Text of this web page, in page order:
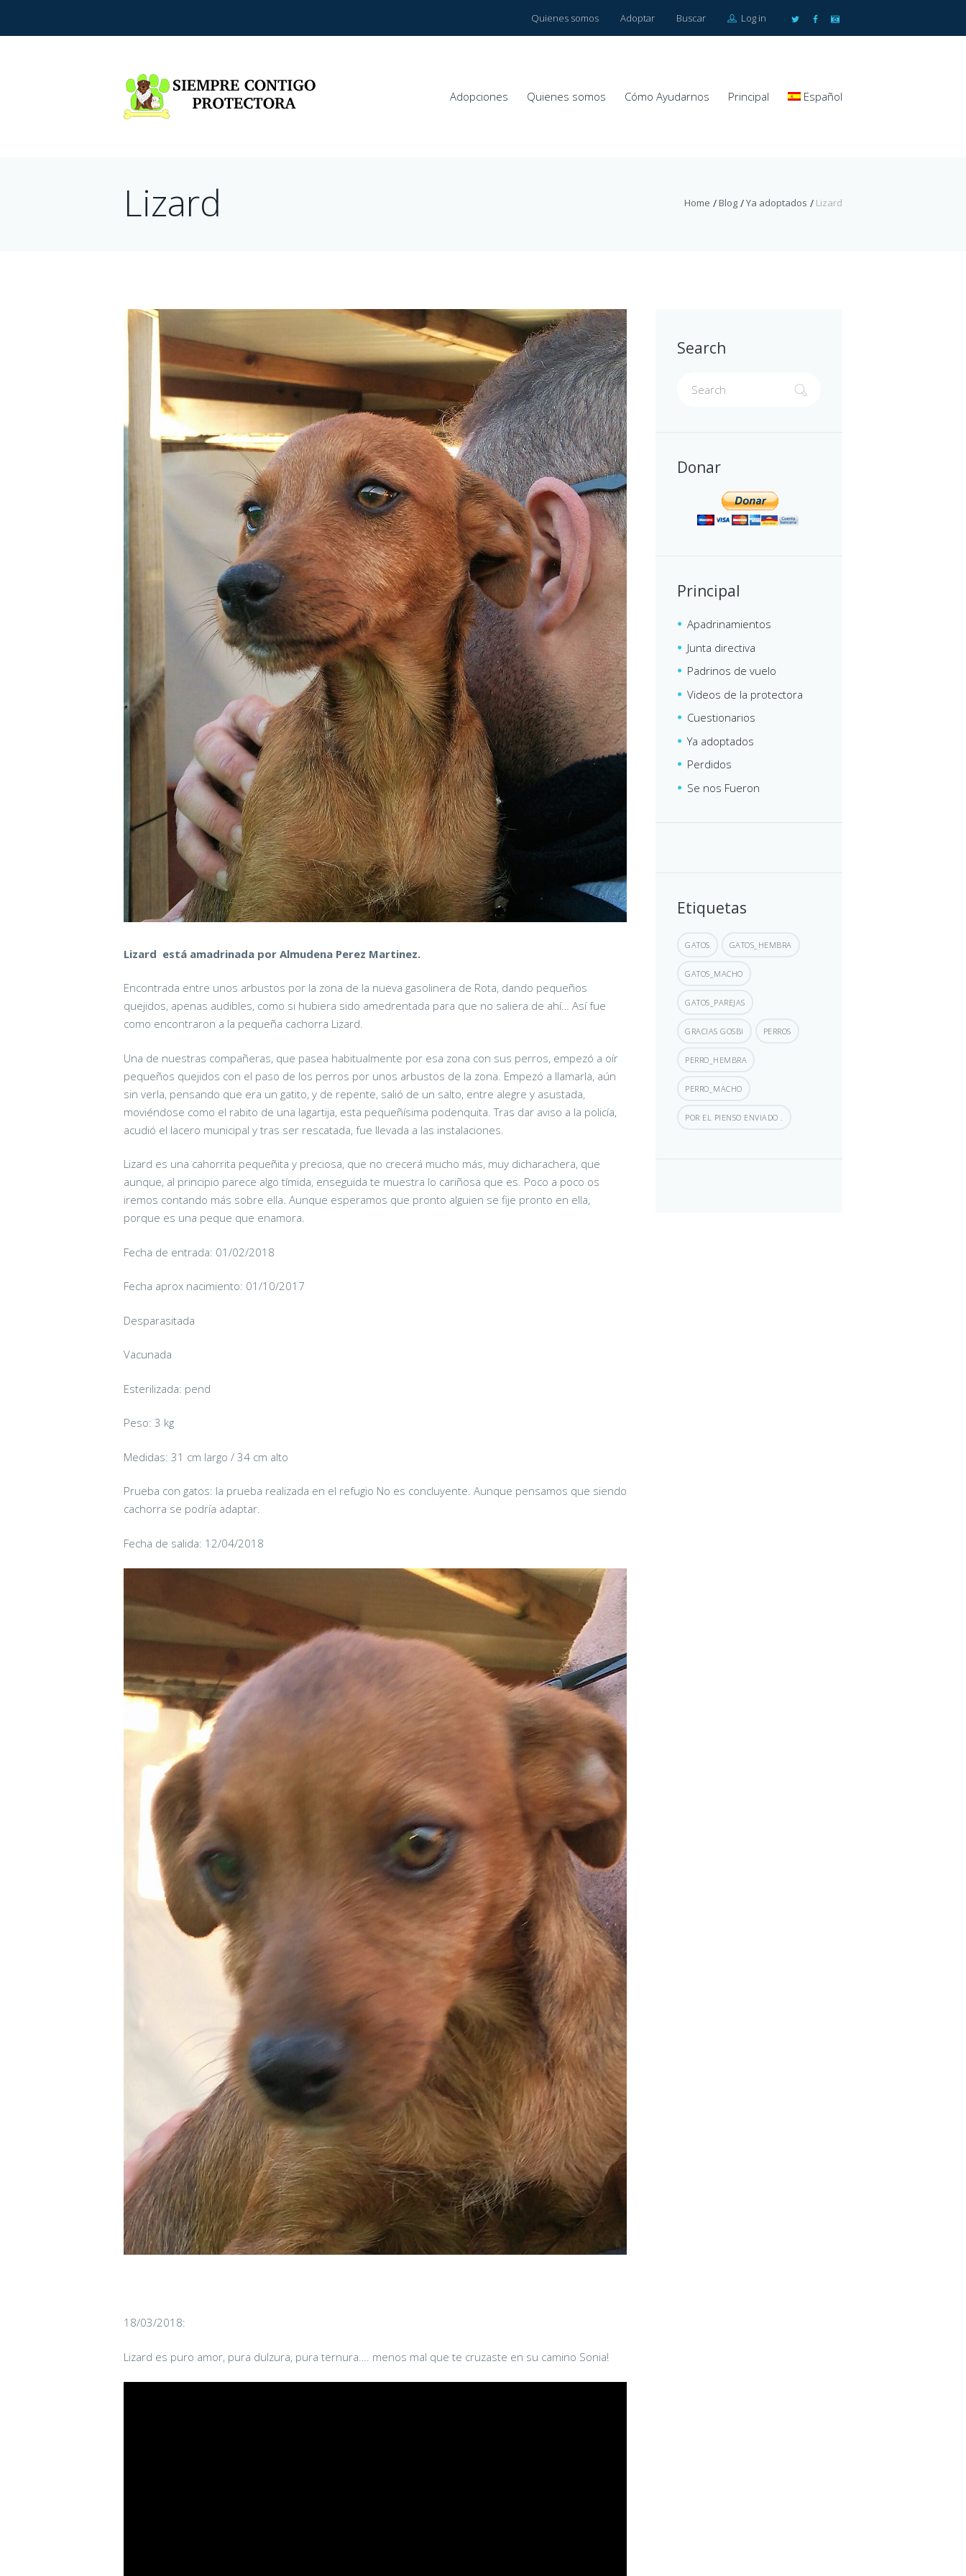
Quienes somos Adoptar Buscar Log in
Adopciones Quienes somos Cómo Ayudarnos Principal Español
Home Blog Ya adoptados Lizard
Lizard
Lizard está amadrinada por Almudena Perez Martinez.
Encontrada entre unos arbustos por la zona de la nueva gasolinera de Rota, dando pequeños
quejidos, apenas audibles, como si hubiera sido amedrentada para que no saliera de ahí… Así fue
como encontraron a la pequeña cachorra Lizard.
Una de nuestras compañeras, que pasea habitualmente por esa zona con sus perros, empezó a oír
pequeños quejidos con el paso de los perros por unos arbustos de la zona. Empezó a llamarla, aún
sin verla, pensando que era un gatito, y de repente, salió de un salto, entre alegre y asustada,
moviéndose como el rabito de una lagartija, esta pequeñísima podenquita. Tras dar aviso a la policía,
acudió el lacero municipal y tras ser rescatada, fue llevada a las instalaciones.
Lizard es una cahorrita pequeñita y preciosa, que no crecerá mucho más, muy dicharachera, que
aunque, al principio parece algo tímida, enseguida te muestra lo cariñosa que es. Poco a poco os
iremos contando más sobre ella. Aunque esperamos que pronto alguien se fije pronto en ella,
porque es una peque que enamora.
Fecha de entrada: 01/02/2018
Fecha aprox nacimiento: 01/10/2017
Desparasitada
Vacunada
Esterilizada: pend
Peso: 3 kg
Medidas: 31 cm largo / 34 cm alto
Prueba con gatos: la prueba realizada en el refugio No es concluyente. Aunque pensamos que siendo
cachorra se podría adaptar.
Fecha de salida: 12/04/2018
18/03/2018:
Lizard es puro amor, pura dulzura, pura ternura…. menos mal que te cruzaste en su camino Sonia!
Search
Donar
Principal
Apadrinamientos
Junta directiva
Padrinos de vuelo
Videos de la protectora
Cuestionarios
Ya adoptados
Perdidos
Se nos Fueron
Etiquetas
GATOS GATOS_HEMBRA
GATOS_MACHO
GATOS_PAREJAS
GRACIAS GOSBI PERROS
PERRO_HEMBRA
PERRO_MACHO
POR EL PIENSO ENVIADO .